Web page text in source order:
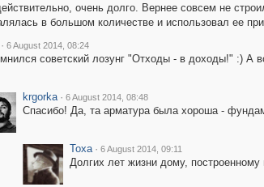
очень долго. Вернее совсем не
в большом количестве и использовал ее
· 6 August 2014, 08:24
советский лозунг "Отходы - в доходы!" :) А
krgorka · 6 August 2014, 08:48
Спасибо! Да, та арматура была хороша -
Toxa · 6 August 2014, 09:11
Долгих лет жизни дому,